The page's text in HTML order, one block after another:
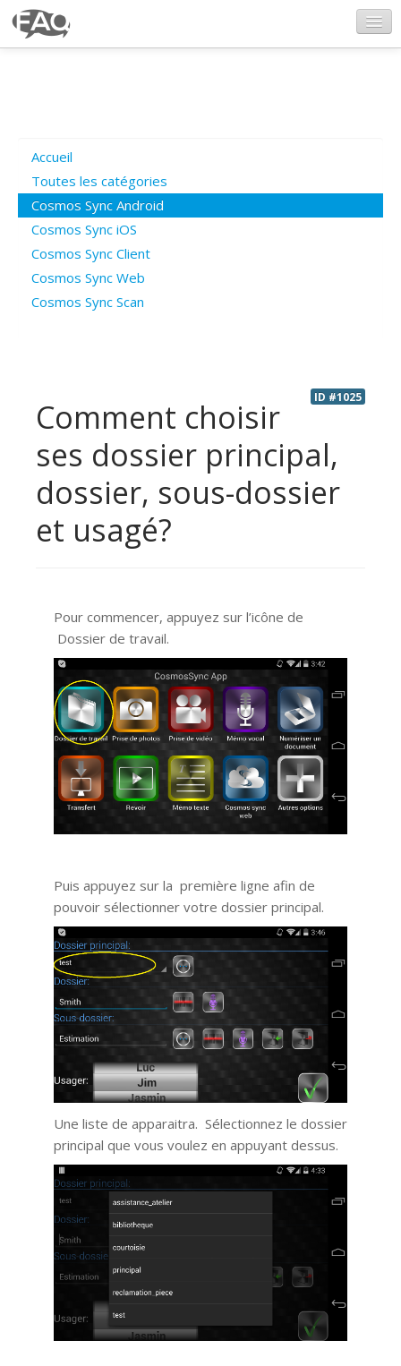
Poser une question
Questions ouvertes
Connexion
Accueil
Toutes les catégories
Cosmos Sync Android
Cosmos Sync iOS
Cosmos Sync Client
Cosmos Sync Web
Cosmos Sync Scan
ID #1025
Comment choisir
ses dossier principal,
dossier, sous-dossier
et usagé?
Pour commencer, appuyez sur l’icône de
Dossier de travail.
Puis appuyez sur la première ligne afin de
pouvoir sélectionner votre dossier principal.
Une liste de apparaitra. Sélectionnez le dossier
principal que vous voulez en appuyant dessus.